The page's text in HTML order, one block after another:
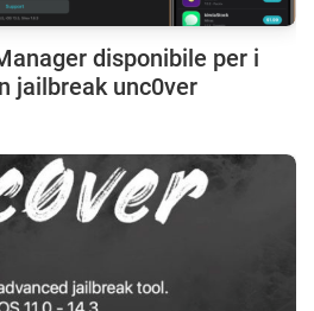
disponibile per i
jailbreak unc0ver